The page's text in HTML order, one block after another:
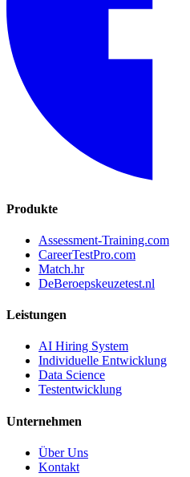
Produkte
Assessment-Training.com
CareerTestPro.com
Match.hr
DeBeroepskeuzetest.nl
Leistungen
AI Hiring System
Individuelle Entwicklung
Data Science
Testentwicklung
Unternehmen
Über Uns
Kontakt